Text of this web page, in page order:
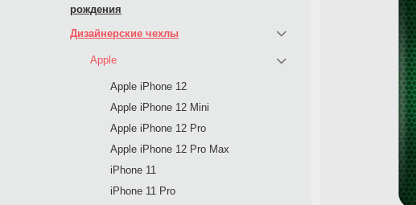
рождения
Дизайнерские чехлы
Apple
Apple iPhone 12
Apple iPhone 12 Mini
Apple iPhone 12 Pro
Apple iPhone 12 Pro Max
iPhone 11
iPhone 11 Pro